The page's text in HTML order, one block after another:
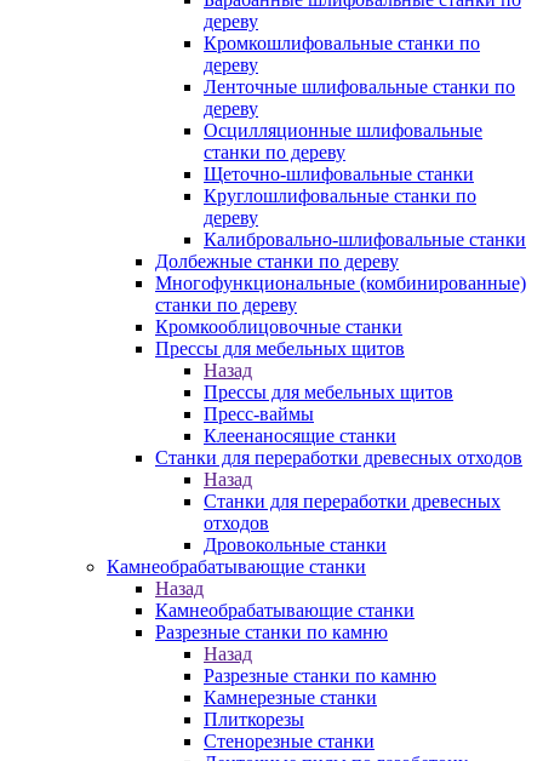
дереву
Кромкошлифовальные станки по
дереву
Ленточные шлифовальные станки по
дереву
Осцилляционные шлифовальные
станки по дереву
Щеточно-шлифовальные станки
Круглошлифовальные станки по
дереву
Калибровально-шлифовальные станки
Долбежные станки по дереву
Многофункциональные (комбинированные)
станки по дереву
Кромкооблицовочные станки
Прессы для мебельных щитов
Назад
Прессы для мебельных щитов
Пресс-ваймы
Клеенаносящие станки
Станки для переработки древесных отходов
Назад
Станки для переработки древесных
отходов
Дровокольные станки
Камнеобрабатывающие станки
Назад
Камнеобрабатывающие станки
Разрезные станки по камню
Назад
Разрезные станки по камню
Камнерезные станки
Плиткорезы
Стенорезные станки